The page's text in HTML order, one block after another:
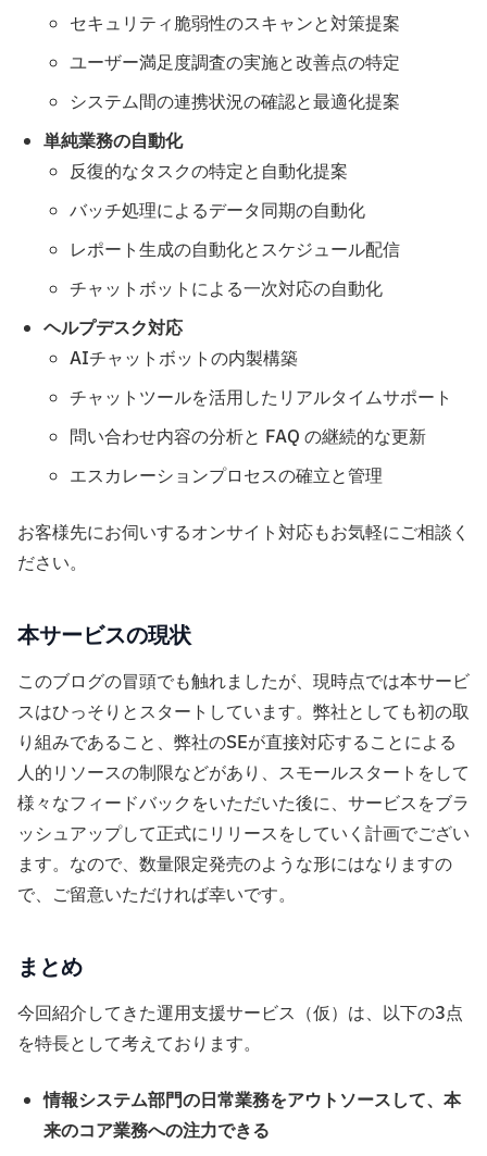
セキュリティ脆弱性のスキャンと対策提案
ユーザー満足度調査の実施と改善点の特定
システム間の連携状況の確認と最適化提案
単純業務の自動化
反復的なタスクの特定と自動化提案
バッチ処理によるデータ同期の自動化
レポート生成の自動化とスケジュール配信
チャットボットによる一次対応の自動化
ヘルプデスク対応
AIチャットボットの内製構築
チャットツールを活用したリアルタイムサポート
問い合わせ内容の分析と FAQ の継続的な更新
エスカレーションプロセスの確立と管理
お客様先にお伺いするオンサイト対応もお気軽にご相談く
ださい。
本サービスの現状
このブログの冒頭でも触れましたが、現時点では本サービ
スはひっそりとスタートしています。弊社としても初の取
り組みであること、弊社のSEが直接対応することによる
人的リソースの制限などがあり、スモールスタートをして
様々なフィードバックをいただいた後に、サービスをブラ
ッシュアップして正式にリリースをしていく計画でござい
ます。なので、数量限定発売のような形にはなりますの
で、ご留意いただければ幸いです。
まとめ
今回紹介してきた運用支援サービス（仮）は、以下の3点
を特長として考えております。
情報システム部門の日常業務をアウトソースして、本
来のコア業務への注力できる